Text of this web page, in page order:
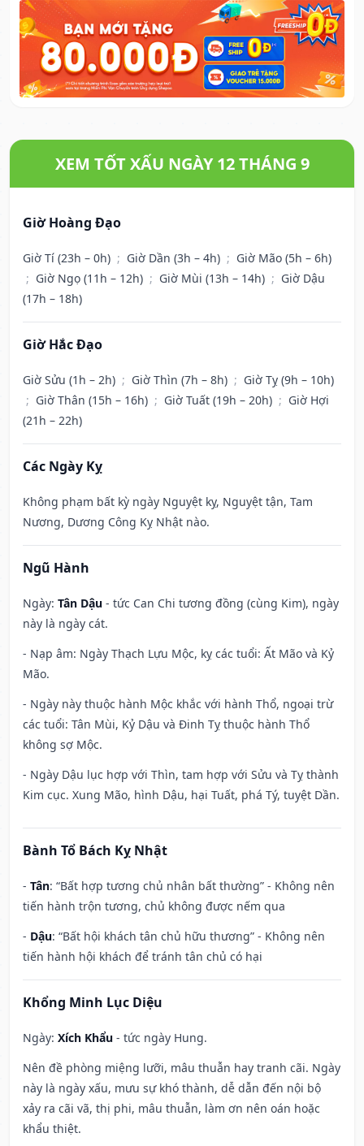
XEM TỐT XẤU NGÀY 12 THÁNG 9
Giờ Hoàng Đạo
Giờ Tí (23h – 0h) ; Giờ Dần (3h – 4h) ; Giờ Mão (5h – 6h)
; Giờ Ngọ (11h – 12h) ; Giờ Mùi (13h – 14h) ; Giờ Dậu
(17h – 18h)
Giờ Hắc Đạo
Giờ Sửu (1h – 2h) ; Giờ Thìn (7h – 8h) ; Giờ Tỵ (9h – 10h)
; Giờ Thân (15h – 16h) ; Giờ Tuất (19h – 20h) ; Giờ Hợi
(21h – 22h)
Các Ngày Kỵ
Không phạm bất kỳ ngày Nguyệt kỵ, Nguyệt tận, Tam
Nương, Dương Công Kỵ Nhật nào.
Ngũ Hành
Ngày: Tân Dậu - tức Can Chi tương đồng (cùng Kim), ngày
này là ngày cát.
- Nạp âm: Ngày Thạch Lựu Mộc, kỵ các tuổi: Ất Mão và Kỷ
Mão.
- Ngày này thuộc hành Mộc khắc với hành Thổ, ngoại trừ
các tuổi: Tân Mùi, Kỷ Dậu và Đinh Tỵ thuộc hành Thổ
không sợ Mộc.
- Ngày Dậu lục hợp với Thìn, tam hợp với Sửu và Tỵ thành
Kim cục. Xung Mão, hình Dậu, hại Tuất, phá Tý, tuyệt Dần.
Bành Tổ Bách Kỵ Nhật
- Tân: “Bất hợp tương chủ nhân bất thường” - Không nên
tiến hành trộn tương, chủ không được nếm qua
- Dậu: “Bất hội khách tân chủ hữu thương” - Không nên
tiến hành hội khách để tránh tân chủ có hại
Khổng Minh Lục Diệu
Ngày: Xích Khẩu - tức ngày Hung.
Nên đề phòng miệng lưỡi, mâu thuẫn hay tranh cãi. Ngày
này là ngày xấu, mưu sự khó thành, dễ dẫn đến nội bộ
xảy ra cãi vã, thị phi, mâu thuẫn, làm ơn nên oán hoặc
khẩu thiệt.